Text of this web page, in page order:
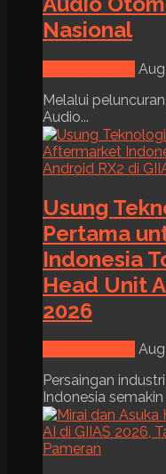
Nasional
Melalui
Audio...
Usung
Pertama
Indonesia
Head Unit
2026
Persaingan
Indonesia